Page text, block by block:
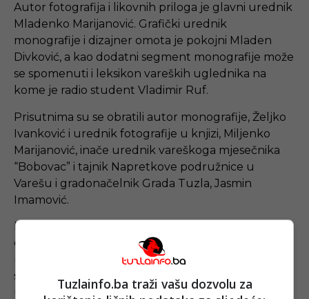
Autor fotografija i likovnih priloga je glavni urednik
Mladenko Marijanović. Grafički urednik
monografije i dizajner omota je pokojni Mladen
Divković, a kao dodatni segment monografije može
se spomenuti i leksikon vareških uglednika na
kome je radio student Vladimir Ruf.
Prisutnima su se obratili autor monografije, Željko
Ivanković i urednik fotografije u knjizi, Miljenko
Marijanović, inače urednik vareškoga mjesečnika
“Bobovac” i tajnik Napretkove podružnice u
Varešu i gradonačelnik Grada Tuzla, Jasmin
Imamović.
Fotomonografija, kako sugerira i sam naslov,
obuhvaća ukupnu povijest vareških prostora
(političku, gospodarsku i kulturnu povijest), ne
samo od vremena postanka imena Vareš i ne samo
u današnjim granicama općine Vareš. U knjizi su
Tuzlainfo.ba traži vašu dozvolu za